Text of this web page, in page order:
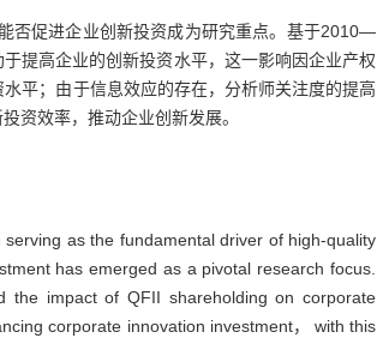
否促进企业创新投资成为研究重点。基于2010—
提高企业的创新投资水平，这一影响因企业产权
平；由于信息效应的存在，分析师关注度的提高
资效率，推动企业创新发展。
as the fundamental driver of high-quality
has emerged as a pivotal research focus.
the impact of QFII shareholding on corporate
corporate innovation investment， with this